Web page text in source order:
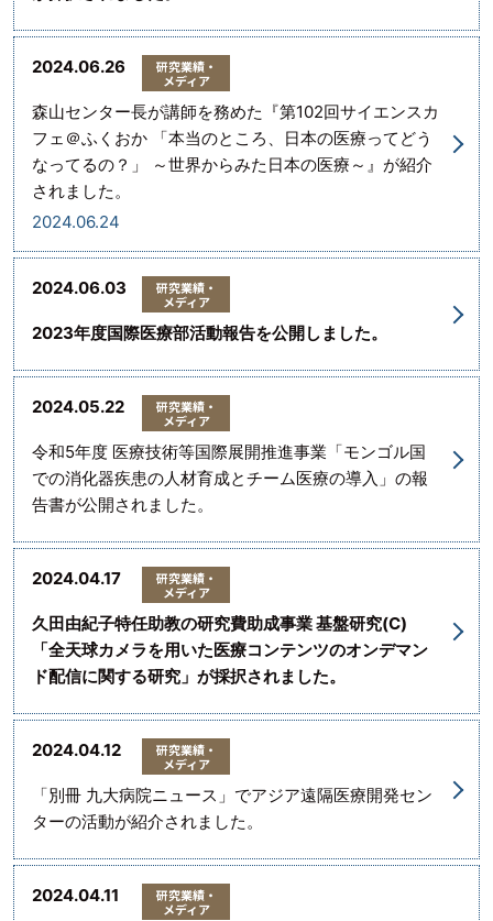
2024.06.26
研究業績・
メディア
森山センター長が講師を務めた『第102回サイエンスカ
フェ＠ふくおか 「本当のところ、日本の医療ってどう
なってるの？」 ～世界からみた日本の医療～』が紹介
されました。
2024.06.24
2024.06.03
研究業績・
メディア
2023年度国際医療部活動報告を公開しました。
2024.05.22
研究業績・
メディア
令和5年度 医療技術等国際展開推進事業「モンゴル国
での消化器疾患の人材育成とチーム医療の導入」の報
告書が公開されました。
2024.04.17
研究業績・
メディア
久田由紀子特任助教の研究費助成事業 基盤研究(C)
「全天球カメラを用いた医療コンテンツのオンデマン
ド配信に関する研究」が採択されました。
2024.04.12
研究業績・
メディア
「別冊 九大病院ニュース」でアジア遠隔医療開発セン
ターの活動が紹介されました。
2024.04.11
研究業績・
メディア